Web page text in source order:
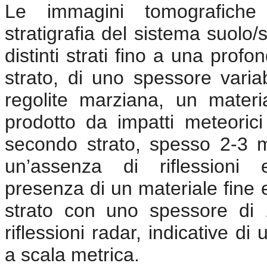
Le immagini
stratigrafia del sistema
distinti strati fino a una
strato, di uno spessore
regolite marziana, un
prodotto da impatti
secondo strato, spesso 2-3
un’assenza di riflessioni
presenza di un materiale fine
strato con uno spessore
riflessioni radar, indicative di
a scala metrica.